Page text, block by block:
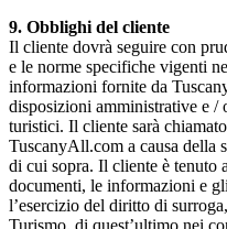
9. Obblighi del cliente
Il cliente dovrà seguire con
e le norme specifiche vigenti
informazioni fornite da
disposizioni amministrative e /
turistici. Il cliente sarà
TuscanyAll.com a causa della
di cui sopra. Il cliente è tenuto
documenti, le informazioni e
l’esercizio del diritto di
Turismo, di quest’ultimo nei